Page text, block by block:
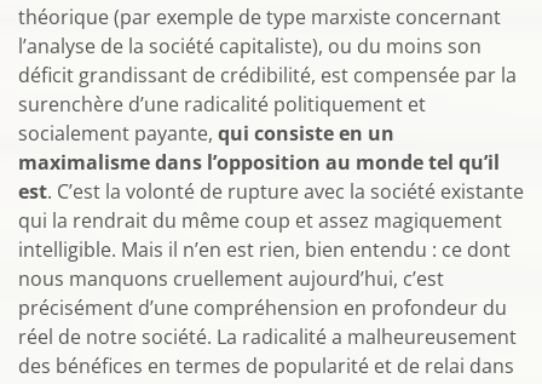
théorique (par exemple de type marxiste concernant
l’analyse de la société capitaliste), ou du moins son
déficit grandissant de crédibilité, est compensée par la
surenchère d’une radicalité politiquement et
socialement payante, qui consiste en un
maximalisme dans l’opposition au monde tel qu’il
est. C’est la volonté de rupture avec la société existante
qui la rendrait du même coup et assez magiquement
intelligible. Mais il n’en est rien, bien entendu : ce dont
nous manquons cruellement aujourd’hui, c’est
précisément d’une compréhension en profondeur du
réel de notre société. La radicalité a malheureusement
des bénéfices en termes de popularité et de relai dans